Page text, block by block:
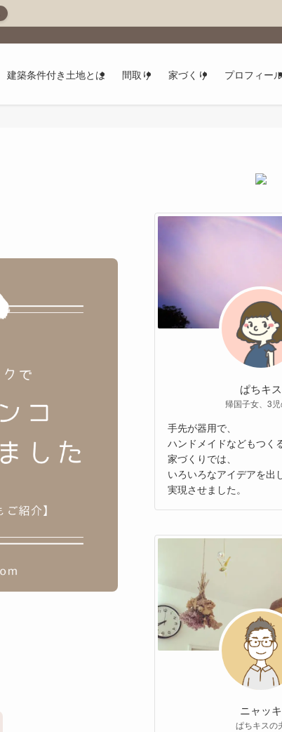
建築条件付き土地とは 間取り 家づくり プロフィー
ぱちキス
帰国子女、3
手先が器用で、
ハンドメイドなどもつくる
家づくりでは、
いろいろなアイデアを出
実現させました。
ニャッキ
ぱちキスの